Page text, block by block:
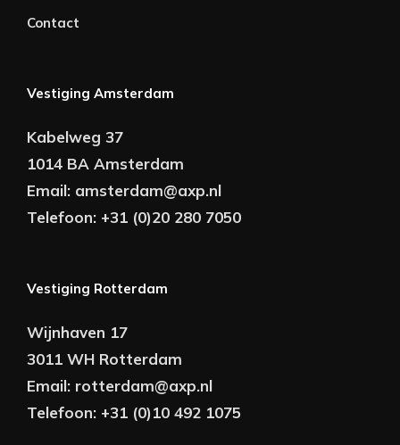
Contact
Vestiging Amsterdam
Kabelweg 37
1014 BA Amsterdam
Email: amsterdam@axp.nl
Telefoon: +31 (0)20 280 7050
Vestiging Rotterdam
Wijnhaven 17
3011 WH Rotterdam
Email: rotterdam@axp.nl
Telefoon: +31 (0)10 492 1075